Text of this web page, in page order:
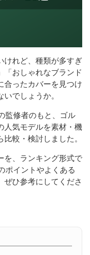
けれど、種類が多すぎ
「おしゃれなブランド
合ったカバーを見つけ
でしょうか。
監修者のもと、ゴル
人気モデルを素材・機
較・検討しました。
を、ランキング形式で
ポイントやよくある
ぜひ参考にしてくださ